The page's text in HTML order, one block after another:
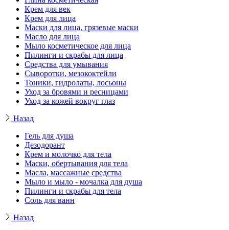
Крем для век
Крем для лица
Маски для лица, грязевые маски
Масло для лица
Мыло косметическое для лица
Пилинги и скрабы для лица
Средства для умывания
Сыворотки, мезококтейли
Тоники, гидролаты, лосьоны
Уход за бровями и ресницами
Уход за кожей вокруг глаз
Назад
Гель для душа
Дезодорант
Крем и молочко для тела
Маски, обертывания для тела
Масла, массажные средства
Мыло и мыло - мочалка для душа
Пилинги и скрабы для тела
Соль для ванн
Назад